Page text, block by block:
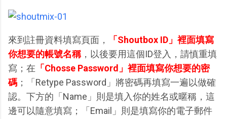
來到註冊資料填寫頁面，
「Shoutbox ID」裡面填寫
你想要的帳號名稱，以後要用這個ID登入，請慎重填
寫；在 「Chosse Password」裡面填寫你想要的密
碼 ；「Retype Password」將密碼再填寫一遍以做確
認。下方的「Name」則是填入你的姓名或暱稱，這
邊可以隨意填寫；「Email」則是填寫你的電子郵件